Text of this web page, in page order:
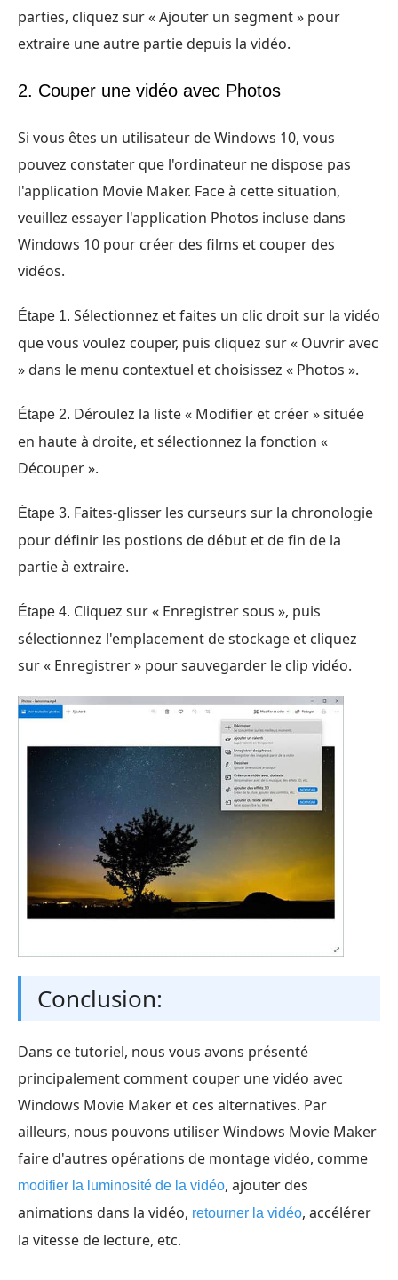
parties, cliquez sur « Ajouter un segment » pour
extraire une autre partie depuis la vidéo.
2. Couper une vidéo avec Photos
Si vous êtes un utilisateur de Windows 10, vous
pouvez constater que l'ordinateur ne dispose pas
l'application Movie Maker. Face à cette situation,
veuillez essayer l'application Photos incluse dans
Windows 10 pour créer des films et couper des
vidéos.
Étape 1. Sélectionnez et faites un clic droit sur la vidéo
que vous voulez couper, puis cliquez sur « Ouvrir avec
» dans le menu contextuel et choisissez « Photos ».
Étape 2. Déroulez la liste « Modifier et créer » située
en haute à droite, et sélectionnez la fonction «
Découper ».
Étape 3. Faites-glisser les curseurs sur la chronologie
pour définir les postions de début et de fin de la
partie à extraire.
Étape 4. Cliquez sur « Enregistrer sous », puis
sélectionnez l'emplacement de stockage et cliquez
sur « Enregistrer » pour sauvegarder le clip vidéo.
Conclusion:
Dans ce tutoriel, nous vous avons présenté
principalement comment couper une vidéo avec
Windows Movie Maker et ces alternatives. Par
ailleurs, nous pouvons utiliser Windows Movie Maker
faire d'autres opérations de montage vidéo, comme
modifier la luminosité de la vidéo, ajouter des
animations dans la vidéo, retourner la vidéo, accélérer
la vitesse de lecture, etc.